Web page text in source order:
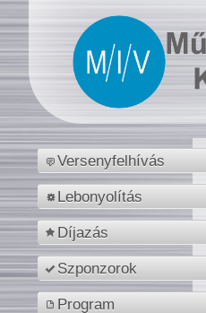
Versenyfelhívás
Lebonyolítás
Díjazás
Szponzorok
Program